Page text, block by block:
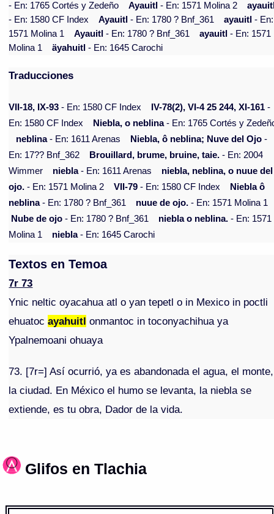
- En: 1765 Cortés y Zedeño
Ayauitl - En: 1571 Molina 2
- En: 1580 CF Index
Ayauitl - En: 1780 ? Bnf_361 ayauitl - En:
1571 Molina 1
Ayauitl - En: 1780 ? Bnf_361 ayauitl - En: 1571
Molina 1
äyahuitl - En: 1645 Carochi
Traducciones
VII-18, IX-93 - En: 1580 CF Index IV-78(2), VI-4 25 244, XI-161 -
En: 1580 CF Index
Niebla, o neblina- En: 1765 Cortés y
neblina- En: 1611 Arenas Niebla, ô neblina; Nuve del Ojo -
En: 17?? Bnf_362
Brouillard, brume, bruine, taie. - En: 2004
Wimmer
niebla- En: 1611 Arenas
niebla, neblina, o nuue del
ojo. - En: 1571 Molina 2 VII-79 - En: 1580 CF Index
Niebla ô
neblina- En: 1780 ? Bnf_361 nuue de ojo. - En: 1571 Molina 1
Nube de ojo - En: 1780 ? Bnf_361 niebla o neblina. - En: 1571
Molina 1
niebla- En: 1645 Carochi
Textos en Temoa
7r 73
Ynic neltic oyacahua atl o yan tepetl o in Mexico in poctli
ehuatocayahuitl onmantoc in toconyachihua ya
Ypalnemoani ohuaya
73. [7r=] Así ocurrió, ya es abandonada el agua, el monte,
la ciudad. En México el humo se levanta, la niebla se
extiende, es tu obra, Dador de la vida.
Glifos en Tlachia